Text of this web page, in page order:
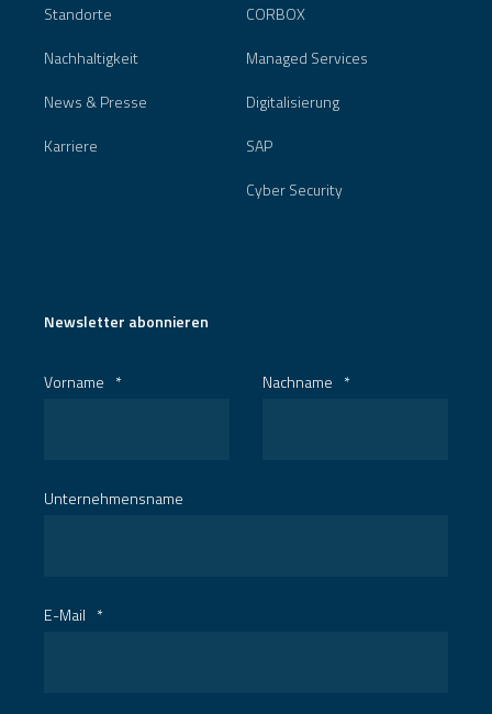
Standorte
Nachhaltigkeit
News & Presse
Karriere
CORBOX
Managed Services
Digitalisierung
SAP
Cyber Security
Newsletter abonnieren
Vorname * Nachname *
Unternehmensname
E-Mail *